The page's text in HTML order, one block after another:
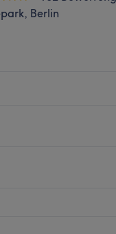
anders an deine
deiner Reise auf der
dich eine
und
direkt vor dem
Berlin